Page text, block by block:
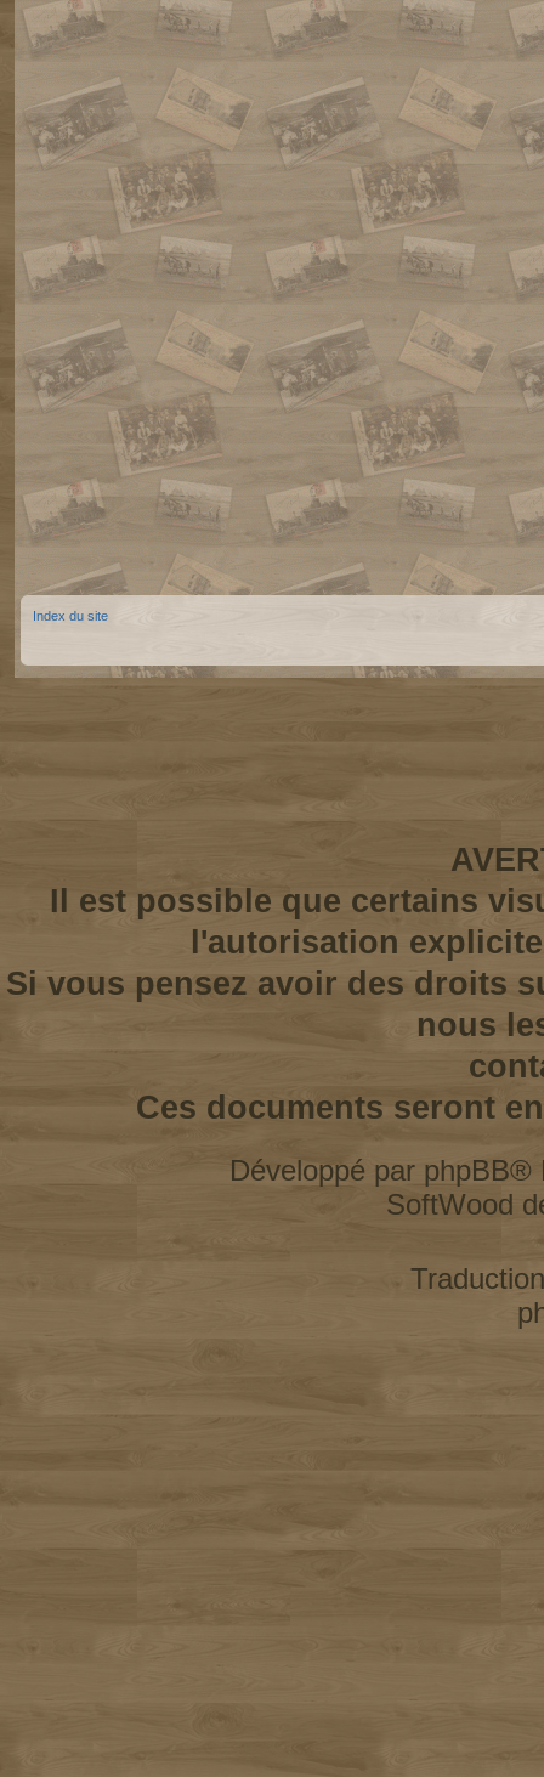
Index du site
Il est possible que certains
l'autorisation
Si vous pensez avoir des droits
nous
Ces documents seront
Développé par phpBB®
SoftWood